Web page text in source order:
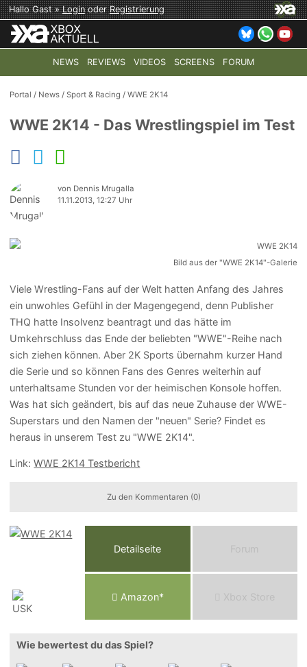
Hallo Gast »LoginoderRegistrierung
NEWS REVIEWS VIDEOS SCREENS FORUM
TOP-THEMEN: COD: MODERN WARFARE 4 HALO:
Portal / News /Sport & Racing /WWE 2K14
WWE 2K14 - Das Wrestlingspiel im Test
von Dennis Mrugalla
11.11.2013, 12:27 Uhr
Bild aus der "WWE 2K14"-Galerie
Viele Wrestling-Fans auf der Welt hatten Anfang des Jahres
ein unwohles Gefühl in der Magengegend, denn Publisher
THQ hatte Insolvenz beantragt und das hätte im
Umkehrschluss das Ende der beliebten "WWE"-Reihe nach
sich ziehen können. Aber 2K Sports übernahm kurzer Hand
die Serie und so können Fans des Genres weiterhin auf
unterhaltsame Stunden vor der heimischen Konsole hoffen.
Was hat sich geändert, bis auf das neue Zuhause der WWE-
Superstars und den Namen der "neuen" Serie? Findet es
heraus in unserem Test zu "WWE 2K14".
Link:WWE 2K14 Testbericht
Zu den Kommentaren (0)
Detailseite Forum
Amazon* Xbox Store
Wie bewertest du das Spiel?